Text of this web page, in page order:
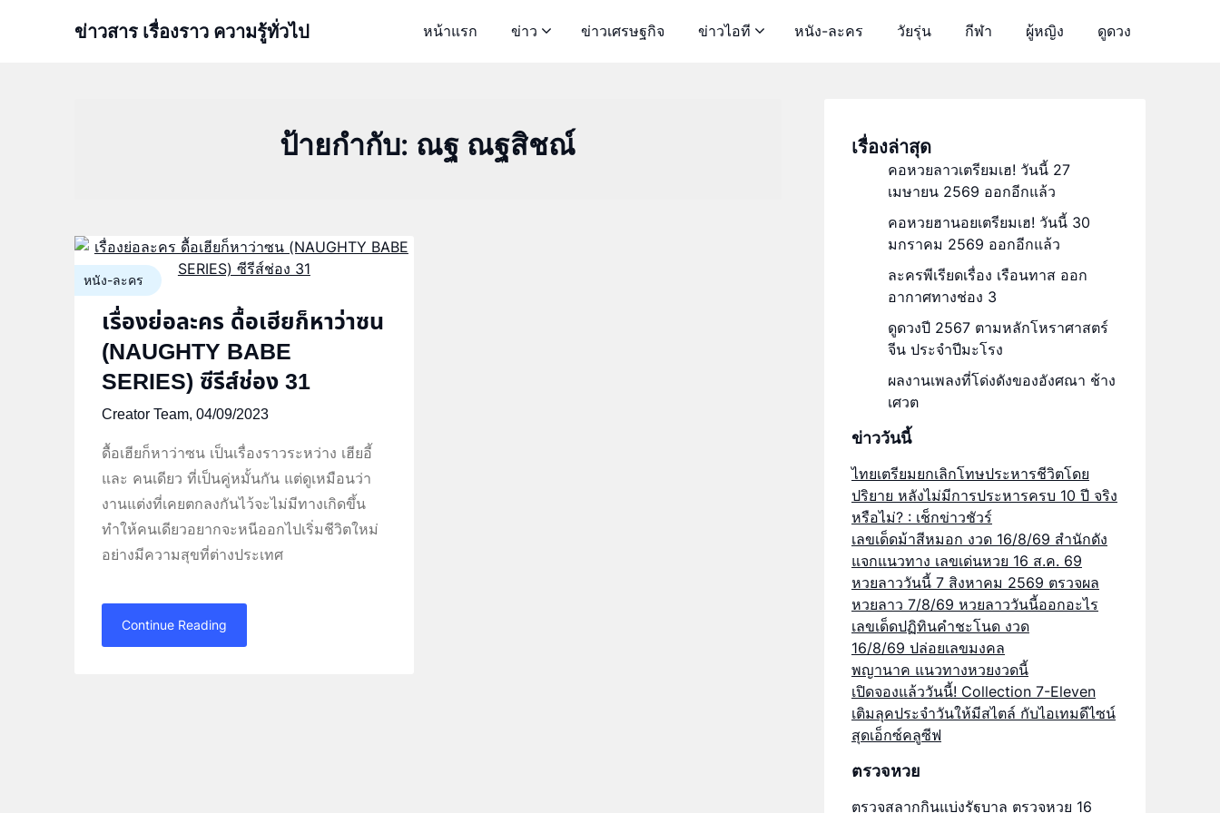
ข่าวสาร เรื่องราว ความรู้ทั่วไป หน้าแรก ข่าว ข่าวเศรษฐกิจ ข่าวไอที หนัง-ละคร วัยรุ่น กีฬา ผู้หญิง ดูดวง
ป้ายกำกับ: ณฐ ณฐสิชณ์
หนัง-ละคร
เรื่องย่อละคร ดื้อเฮียก็หาว่าซน
(NAUGHTY BABE
SERIES) ซีรีส์ช่อง 31
Creator Team, 04/09/2023
ดื้อเฮียก็หาว่าซน เป็นเรื่องราวระหว่าง เฮียอี้
และ คนเดียว ที่เป็นคู่หมั้นกัน แต่ดูเหมือนว่า
งานแต่งที่เคยตกลงกันไว้จะไม่มีทางเกิดขึ้น
ทำให้คนเดียวอยากจะหนีออกไปเริ่มชีวิตใหม่
อย่างมีความสุขที่ต่างประเทศ
Continue Reading
เรื่องล่าสุด
คอหวยลาวเตรียมเฮ! วันนี้ 27
เมษายน 2569 ออกอีกแล้ว
คอหวยฮานอยเตรียมเฮ! วันนี้ 30
มกราคม 2569 ออกอีกแล้ว
ละครพีเรียดเรื่อง เรือนทาส ออก
อากาศทางช่อง 3
ดูดวงปี 2567 ตามหลักโหราศาสตร์
จีน ประจำปีมะโรง
ผลงานเพลงที่โด่งดังของอังศณา ช้าง
เศวต
ข่าววันนี้
ไทยเตรียมยกเลิกโทษประหารชีวิตโดย
ปริยาย หลังไม่มีการประหารครบ 10 ปี จริง
หรือไม่? : เช็กข่าวชัวร์
เลขเด็ดม้าสีหมอก งวด 16/8/69 สำนักดัง
แจกแนวทาง เลขเด่นหวย 16 ส.ค. 69
หวยลาววันนี้ 7 สิงหาคม 2569 ตรวจผล
หวยลาว 7/8/69 หวยลาววันนี้ออกอะไร
เลขเด็ดปฏิทินคำชะโนด งวด
16/8/69 ปล่อยเลขมงคล
พญานาค แนวทางหวยงวดนี้
เปิดจองแล้ววันนี้! Collection 7-Eleven
เติมลุคประจำวันให้มีสไตล์ กับไอเทมดีไซน์
สุดเอ็กซ์คลูซีฟ
ตรวจหวย
ตรวจสลากกินแบ่งรัฐบาล ตรวจหวย 16